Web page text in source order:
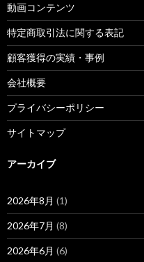
動画コンテンツ
特定商取引法に関する表記
顧客獲得の実績・事例
会社概要
プライバシーポリシー
サイトマップ
アーカイブ
2026年8月 (1)
2026年7月 (8)
2026年6月 (6)